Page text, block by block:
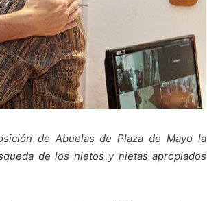
de Abuelas de Plaza de Mayo la
de los nietos y nietas apropiados